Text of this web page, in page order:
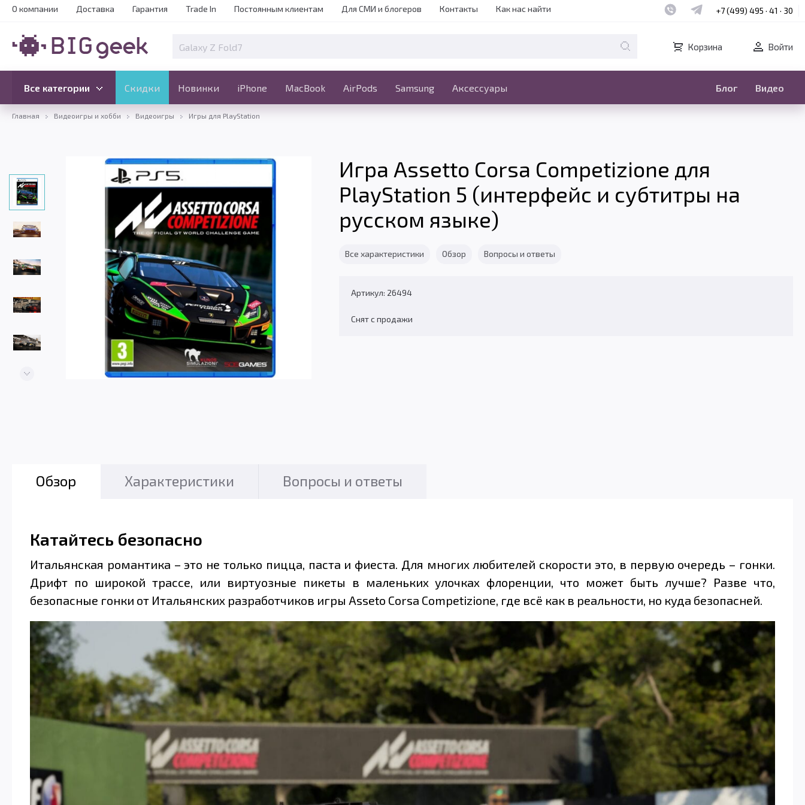
О компании Доставка Гарантия Trade In Постоянным клиентам Для СМИ и блогеров Контакты Как нас найти Наш whatsapp
Наш telegram
+7 (499) 495 · 41 · 30
Корзина Войти
Все категории Скидки Новинки iPhone MacBook AirPods Samsung Аксессуары Блог Видео
Скидки Новинки iPhone MacBook
Все категории Ещё
Главная Видеоигры и хобби Видеоигры Игры для PlayStation
Игра Assetto Corsa Competizione для
PlayStation 5 (интерфейс и субтитры на
русском языке)
Все характеристики Обзор Вопросы и ответы
Артикул: 26494
Снят с продажи
Обзор Характеристики Вопросы и ответы
Катайтесь безопасно
Итальянская романтика – это не только пицца, паста и фиеста. Для многих любителей скорости это, в первую очередь – гонки.
Дрифт по широкой трассе, или виртуозные пикеты в маленьких улочках флоренции, что может быть лучше? Разве что,
безопасные гонки от Итальянских разработчиков игры Asseto Corsa Competizione, где всё как в реальности, но куда безопасней.